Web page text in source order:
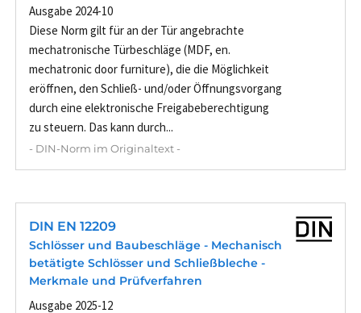
Ausgabe 2024-10
Diese Norm gilt für an der Tür angebrachte
mechatronische Türbeschläge (MDF, en.
mechatronic door furniture), die die Möglichkeit
eröffnen, den Schließ- und/oder Öffnungsvorgang
durch eine elektronische Freigabeberechtigung
zu steuern. Das kann durch...
- DIN-Norm im Originaltext -
DIN EN 12209
Schlösser und Baubeschläge - Mechanisch
betätigte Schlösser und Schließbleche -
Merkmale und Prüfverfahren
Ausgabe 2025-12